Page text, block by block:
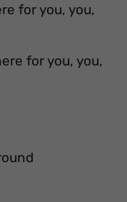
for you, you,
for you, you,